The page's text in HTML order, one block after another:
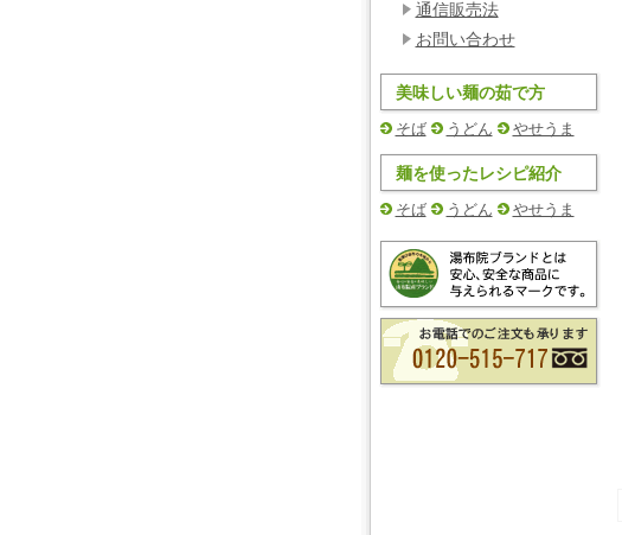
通信販売法
お問い合わせ
美味しい麺の茹で方
そば うどん やせうま
麺を使ったレシピ紹介
そば うどん やせうま